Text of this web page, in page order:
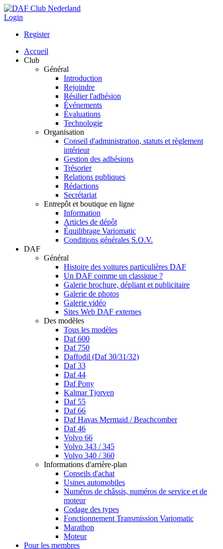
Login
Register
Accueil
Club
Général
Introduction
Rejoindre
Résilier l'adhésion
Événements
Évaluations
Technologie
Organisation
Conseil d'administration, statuts et règlement
intérieur
Gestion des adhésions
Trésorier
Relations publiques
Rédactions
Secrétariat
Entrepôt et boutique en ligne
Information
Articles de dépôt
Équilibrage Variomatic
Conditions générales S.O.V.
DAF
Général
Histoire des voitures particulières DAF
Un DAF comme un classique ?
Galerie brochure, dépliant et publicitaire
Galerie de photos
Galerie vidéo
Sites Web DAF externes
Des modèles
Tous les modèles
Daf 600
Daf 750
Daffodil (Daf 30/31/32)
Daf 33
Daf 44
Daf Pony
Kalmar Tjorven
Daf 55
Daf 66
Daf Havas Mermaid / Beachcomber
Daf 46
Volvo 66
Volvo 343 / 345
Volvo 340 / 360
Informations d'arrière-plan
Conseils d'achat
Usines automobiles
Numéros de châssis, numéros de service et de
moteur
Codage des types
Fonctionnement Transmission Variomatic
Marathon
Moteur
Pour les membres